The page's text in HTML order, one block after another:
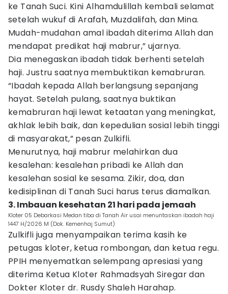
ke Tanah Suci. Kini Alhamdulillah kembali selamat
setelah wukuf di Arafah, Muzdalifah, dan Mina.
Mudah-mudahan amal ibadah diterima Allah dan
mendapat predikat haji mabrur,” ujarnya.
Dia menegaskan ibadah tidak berhenti setelah
haji. Justru saatnya membuktikan kemabruran.
“Ibadah kepada Allah berlangsung sepanjang
hayat. Setelah pulang, saatnya buktikan
kemabruran haji lewat ketaatan yang meningkat,
akhlak lebih baik, dan kepedulian sosial lebih tinggi
di masyarakat,” pesan Zulkifli.
Menurutnya, haji mabrur melahirkan dua
kesalehan: kesalehan pribadi ke Allah dan
kesalehan sosial ke sesama. Zikir, doa, dan
kedisiplinan di Tanah Suci harus terus diamalkan.
3. Imbauan kesehatan 21 hari pada jemaah
Kloter 05 Debarkasi Medan tiba di Tanah Air usai menuntaskan ibadah haji
1447 H/2026 M (Dok. Kemenhaj Sumut)
Zulkifli juga menyampaikan terima kasih ke
petugas kloter, ketua rombongan, dan ketua regu.
PPIH menyematkan selempang apresiasi yang
diterima Ketua Kloter Rahmadsyah Siregar dan
Dokter Kloter dr. Rusdy Shaleh Harahap.